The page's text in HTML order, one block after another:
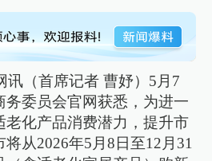
讯（首席记者 曹妤）5月7
务委员会官网获悉，为进一
老化产品消费潜力，提升市
从2026年5月8日至12月31